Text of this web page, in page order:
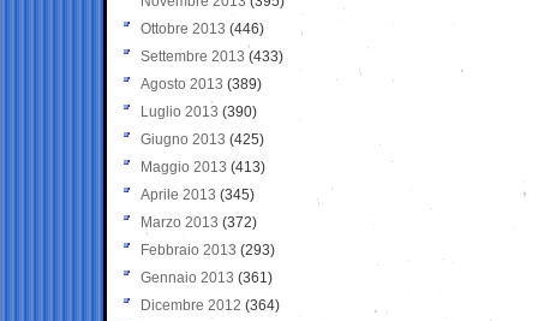
Ottobre 2013 (446)
Settembre 2013 (433)
Agosto 2013 (389)
Luglio 2013 (390)
Giugno 2013 (425)
Maggio 2013 (413)
Aprile 2013 (345)
Marzo 2013 (372)
Febbraio 2013 (293)
Gennaio 2013 (361)
Dicembre 2012 (364)